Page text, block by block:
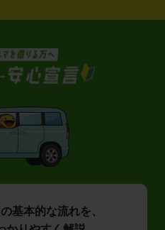
基本的な流れを、